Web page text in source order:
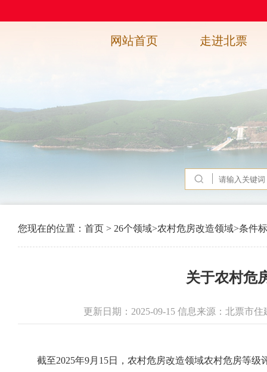
网站首页 走进北票
您现在的位置： 首页 > 26个领域>农村危房改造领域>条件
关于农村危
更新日期：2025-09-15 信息来源：北票市
截至2025年9月15日，农村危房改造领域农村危房等